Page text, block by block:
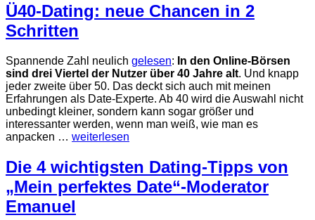
Ü40-Dating: neue Chancen in 2
Schritten
Spannende Zahl neulich gelesen: In den Online-Börsen
sind drei Viertel der Nutzer über 40 Jahre alt. Und knapp
jeder zweite über 50. Das deckt sich auch mit meinen
Erfahrungen als Date-Experte. Ab 40 wird die Auswahl nicht
unbedingt kleiner, sondern kann sogar größer und
interessanter werden, wenn man weiß, wie man es
anpacken … weiterlesen
Die 4 wichtigsten Dating-Tipps von
„Mein perfektes Date“-Moderator
Emanuel